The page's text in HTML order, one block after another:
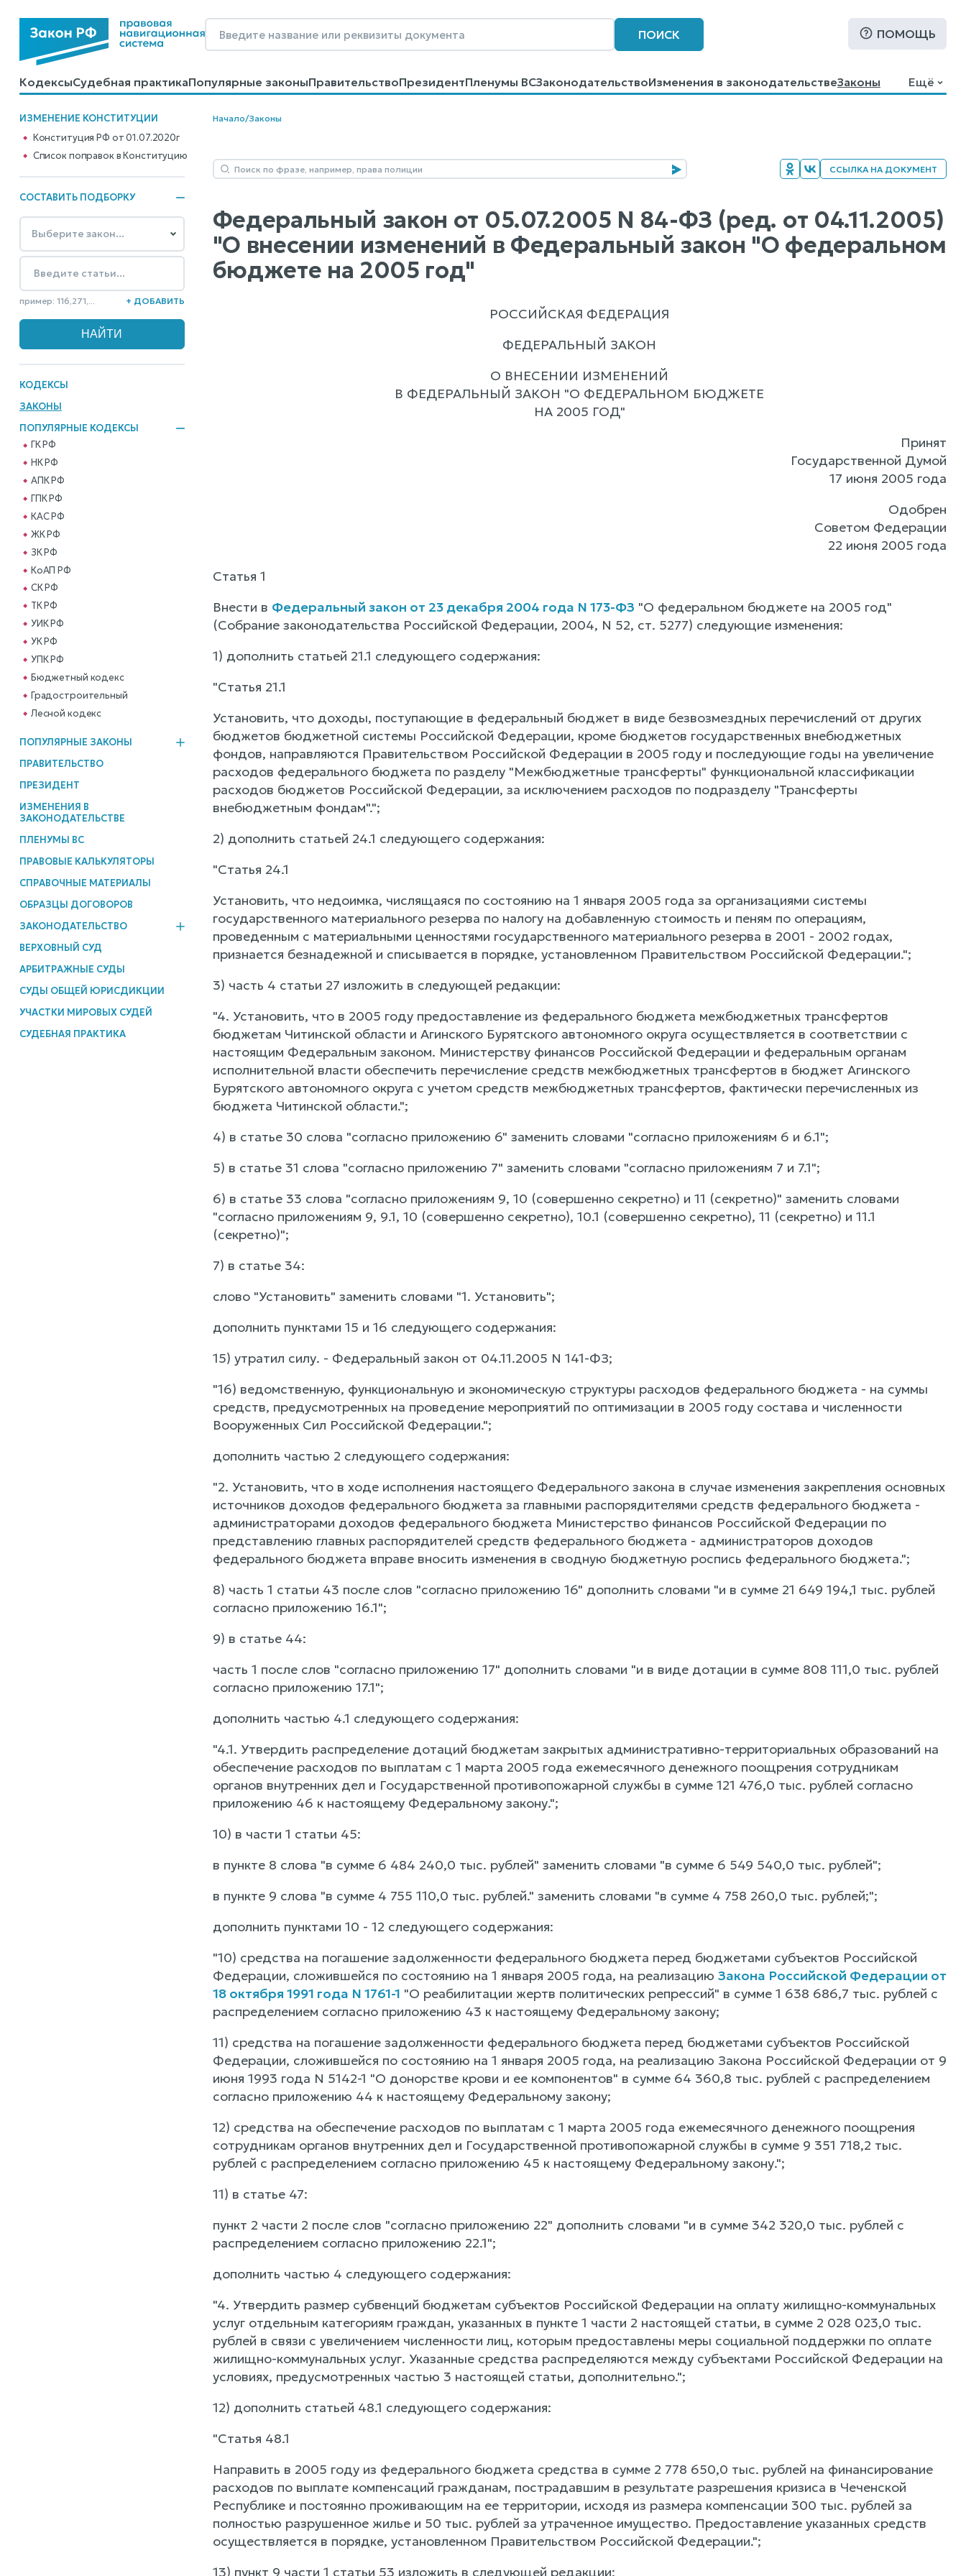
ПОИСК ПОМОЩЬ
КодексыСудебная практикаПопулярные законыПравительствоПрезидентПленумы ВСЗаконодательствоИзменения в законодательствеЗаконы
КалькуляторыСправочные материалыОбразцы договоровКонтактыПомощьПоиск
Ещё
ИЗМЕНЕНИЕ КОНСТИТУЦИИ
Конституция РФ от 01.07.2020г
Cписок поправок в Конституцию
СОСТАВИТЬ ПОДБОРКУ
пример: 116,271,... + ДОБАВИТЬ
КОДЕКСЫ
ЗАКОНЫ
ПОПУЛЯРНЫЕ КОДЕКСЫ
ГК РФ
НК РФ
АПК РФ
ГПК РФ
КАС РФ
ЖК РФ
ЗК РФ
КоАП РФ
СК РФ
ТК РФ
УИК РФ
УК РФ
УПК РФ
Бюджетный кодекс
Градостроительный
Лесной кодекс
ПОПУЛЯРНЫЕ ЗАКОНЫ
ПРАВИТЕЛЬСТВО
ПРЕЗИДЕНТ
ИЗМЕНЕНИЯ В
ЗАКОНОДАТЕЛЬСТВЕ
ПЛЕНУМЫ ВС
ПРАВОВЫЕ КАЛЬКУЛЯТОРЫ
СПРАВОЧНЫЕ МАТЕРИАЛЫ
ОБРАЗЦЫ ДОГОВОРОВ
ЗАКОНОДАТЕЛЬСТВО
ВЕРХОВНЫЙ СУД
АРБИТРАЖНЫЕ СУДЫ
СУДЫ ОБЩЕЙ ЮРИСДИКЦИИ
УЧАСТКИ МИРОВЫХ СУДЕЙ
СУДЕБНАЯ ПРАКТИКА
Начало/Законы
ССЫЛКА НА ДОКУМЕНТ
Федеральный закон от 05.07.2005 N 84-ФЗ (ред. от 04.11.2005)
"О внесении изменений в Федеральный закон "О федеральном
бюджете на 2005 год"
РОССИЙСКАЯ ФЕДЕРАЦИЯ
ФЕДЕРАЛЬНЫЙ ЗАКОН
О ВНЕСЕНИИ ИЗМЕНЕНИЙ
В ФЕДЕРАЛЬНЫЙ ЗАКОН "О ФЕДЕРАЛЬНОМ БЮДЖЕТЕ
НА 2005 ГОД"
Принят
Государственной Думой
17 июня 2005 года
Одобрен
Советом Федерации
22 июня 2005 года
Статья 1
Внести в Федеральный закон от 23 декабря 2004 года N 173-ФЗ "О федеральном бюджете на 2005 год"
(Собрание законодательства Российской Федерации, 2004, N 52, ст. 5277) следующие изменения:
1) дополнить статьей 21.1 следующего содержания:
"Статья 21.1
Установить, что доходы, поступающие в федеральный бюджет в виде безвозмездных перечислений от других
бюджетов бюджетной системы Российской Федерации, кроме бюджетов государственных внебюджетных
фондов, направляются Правительством Российской Федерации в 2005 году и последующие годы на увеличение
расходов федерального бюджета по разделу "Межбюджетные трансферты" функциональной классификации
расходов бюджетов Российской Федерации, за исключением расходов по подразделу "Трансферты
внебюджетным фондам".";
2) дополнить статьей 24.1 следующего содержания:
"Статья 24.1
Установить, что недоимка, числящаяся по состоянию на 1 января 2005 года за организациями системы
государственного материального резерва по налогу на добавленную стоимость и пеням по операциям,
проведенным с материальными ценностями государственного материального резерва в 2001 - 2002 годах,
признается безнадежной и списывается в порядке, установленном Правительством Российской Федерации.";
3) часть 4 статьи 27 изложить в следующей редакции:
"4. Установить, что в 2005 году предоставление из федерального бюджета межбюджетных трансфертов
бюджетам Читинской области и Агинского Бурятского автономного округа осуществляется в соответствии с
настоящим Федеральным законом. Министерству финансов Российской Федерации и федеральным органам
исполнительной власти обеспечить перечисление средств межбюджетных трансфертов в бюджет Агинского
Бурятского автономного округа с учетом средств межбюджетных трансфертов, фактически перечисленных из
бюджета Читинской области.";
4) в статье 30 слова "согласно приложению 6" заменить словами "согласно приложениям 6 и 6.1";
5) в статье 31 слова "согласно приложению 7" заменить словами "согласно приложениям 7 и 7.1";
6) в статье 33 слова "согласно приложениям 9, 10 (совершенно секретно) и 11 (секретно)" заменить словами
"согласно приложениям 9, 9.1, 10 (совершенно секретно), 10.1 (совершенно секретно), 11 (секретно) и 11.1
(секретно)";
7) в статье 34:
слово "Установить" заменить словами "1. Установить";
дополнить пунктами 15 и 16 следующего содержания:
15) утратил силу. - Федеральный закон от 04.11.2005 N 141-ФЗ;
"16) ведомственную, функциональную и экономическую структуры расходов федерального бюджета - на суммы
средств, предусмотренных на проведение мероприятий по оптимизации в 2005 году состава и численности
Вооруженных Сил Российской Федерации.";
дополнить частью 2 следующего содержания:
"2. Установить, что в ходе исполнения настоящего Федерального закона в случае изменения закрепления основных
источников доходов федерального бюджета за главными распорядителями средств федерального бюджета -
администраторами доходов федерального бюджета Министерство финансов Российской Федерации по
представлению главных распорядителей средств федерального бюджета - администраторов доходов
федерального бюджета вправе вносить изменения в сводную бюджетную роспись федерального бюджета.";
8) часть 1 статьи 43 после слов "согласно приложению 16" дополнить словами "и в сумме 21 649 194,1 тыс. рублей
согласно приложению 16.1";
9) в статье 44:
часть 1 после слов "согласно приложению 17" дополнить словами "и в виде дотации в сумме 808 111,0 тыс. рублей
согласно приложению 17.1";
дополнить частью 4.1 следующего содержания:
"4.1. Утвердить распределение дотаций бюджетам закрытых административно-территориальных образований на
обеспечение расходов по выплатам с 1 марта 2005 года ежемесячного денежного поощрения сотрудникам
органов внутренних дел и Государственной противопожарной службы в сумме 121 476,0 тыс. рублей согласно
приложению 46 к настоящему Федеральному закону.";
10) в части 1 статьи 45:
в пункте 8 слова "в сумме 6 484 240,0 тыс. рублей" заменить словами "в сумме 6 549 540,0 тыс. рублей";
в пункте 9 слова "в сумме 4 755 110,0 тыс. рублей." заменить словами "в сумме 4 758 260,0 тыс. рублей;";
дополнить пунктами 10 - 12 следующего содержания:
"10) средства на погашение задолженности федерального бюджета перед бюджетами субъектов Российской
Федерации, сложившейся по состоянию на 1 января 2005 года, на реализацию Закона Российской Федерации от
18 октября 1991 года N 1761-1 "О реабилитации жертв политических репрессий" в сумме 1 638 686,7 тыс. рублей с
распределением согласно приложению 43 к настоящему Федеральному закону;
11) средства на погашение задолженности федерального бюджета перед бюджетами субъектов Российской
Федерации, сложившейся по состоянию на 1 января 2005 года, на реализацию Закона Российской Федерации от 9
июня 1993 года N 5142-1 "О донорстве крови и ее компонентов" в сумме 64 360,8 тыс. рублей с распределением
согласно приложению 44 к настоящему Федеральному закону;
12) средства на обеспечение расходов по выплатам с 1 марта 2005 года ежемесячного денежного поощрения
сотрудникам органов внутренних дел и Государственной противопожарной службы в сумме 9 351 718,2 тыс.
рублей с распределением согласно приложению 45 к настоящему Федеральному закону.";
11) в статье 47:
пункт 2 части 2 после слов "согласно приложению 22" дополнить словами "и в сумме 342 320,0 тыс. рублей с
распределением согласно приложению 22.1";
дополнить частью 4 следующего содержания:
"4. Утвердить размер субвенций бюджетам субъектов Российской Федерации на оплату жилищно-коммунальных
услуг отдельным категориям граждан, указанных в пункте 1 части 2 настоящей статьи, в сумме 2 028 023,0 тыс.
рублей в связи с увеличением численности лиц, которым предоставлены меры социальной поддержки по оплате
жилищно-коммунальных услуг. Указанные средства распределяются между субъектами Российской Федерации на
условиях, предусмотренных частью 3 настоящей статьи, дополнительно.";
12) дополнить статьей 48.1 следующего содержания:
"Статья 48.1
Направить в 2005 году из федерального бюджета средства в сумме 2 778 650,0 тыс. рублей на финансирование
расходов по выплате компенсаций гражданам, пострадавшим в результате разрешения кризиса в Чеченской
Республике и постоянно проживающим на ее территории, исходя из размера компенсации 300 тыс. рублей за
полностью разрушенное жилье и 50 тыс. рублей за утраченное имущество. Предоставление указанных средств
осуществляется в порядке, установленном Правительством Российской Федерации.";
13) пункт 9 части 1 статьи 53 изложить в следующей редакции: